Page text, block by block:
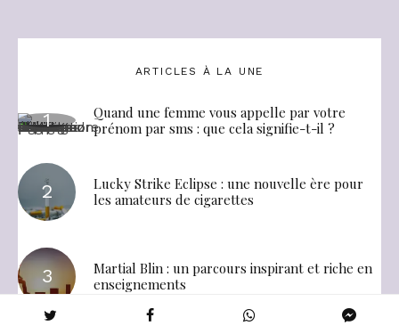
ARTICLES À LA UNE
Quand une femme vous appelle par votre
prénom par sms : que cela signifie-t-il ?
Lucky Strike Eclipse : une nouvelle ère pour
les amateurs de cigarettes
Martial Blin : un parcours inspirant et riche en
enseignements